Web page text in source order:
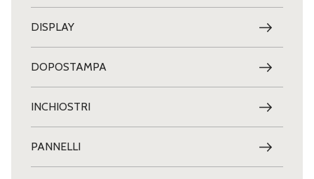
DISPLAY
DOPOSTAMPA
INCHIOSTRI
PANNELLI